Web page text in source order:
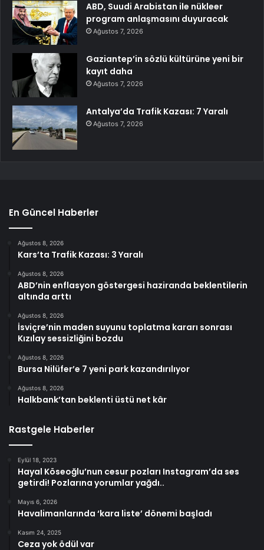
ABD, Suudi Arabistan ile nükleer
program anlaşmasını duyuracak
Ağustos 7, 2026
Gaziantep’in sözlü kültürüne yeni bir
kayıt daha
Ağustos 7, 2026
Antalya’da Trafik Kazası: 7 Yaralı
Ağustos 7, 2026
En Güncel Haberler
Ağustos 8, 2026
Kars’ta Trafik Kazası: 3 Yaralı
Ağustos 8, 2026
ABD’nin enflasyon göstergesi haziranda beklentilerin
altında arttı
Ağustos 8, 2026
İsviçre’nin maden suyunu toplatma kararı sonrası
Kızılay sessizliğini bozdu
Ağustos 8, 2026
Bursa Nilüfer’e 7 yeni park kazandırılıyor
Ağustos 8, 2026
Halkbank’tan beklenti üstü net kâr
Rastgele Haberler
Eylül 18, 2023
Hayal Köseoğlu’nun cesur pozları Instagram’da ses
getirdi! Pozlarına yorumlar yağdı..
Mayıs 6, 2026
Havalimanlarında ‘kara liste’ dönemi başladı
Kasım 24, 2025
Ceza yok ödül var